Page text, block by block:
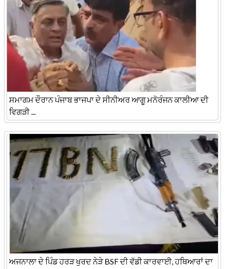
ਸਮਾਗਮ ਦੌਰਾਨ ਪੰਜਾਬ ਭਾਜਪਾ ਦੇ ਸੀਨੀਅਰ ਆਗੂ ਮਨੋਰੰਜਨ ਕਾਲੀਆ ਦੀ
ਵਿਗੜੀ ...
ਅਜਨਾਲਾ ਦੇ ਪਿੰਡ ਹਰੜ ਖੁਰਦ ਨੇੜੇ BSF ਦੀ ਵੱਡੀ ਕਾਰਵਾਈ, ਹਥਿਆਰਾਂ ਦਾ